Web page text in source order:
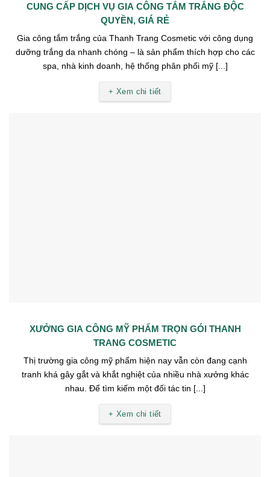
CUNG CẤP DỊCH VỤ GIA CÔNG TẮM TRẮNG ĐỘC
QUYỀN, GIÁ RẺ
Gia công tắm trắng của Thanh Trang Cosmetic với công dụng
dưỡng trắng da nhanh chóng – là sản phẩm thích hợp cho các
spa, nhà kinh doanh, hệ thống phân phối mỹ [...]
+ Xem chi tiết
XƯỞNG GIA CÔNG MỸ PHẨM TRỌN GÓI THANH
TRANG COSMETIC
Thị trường gia công mỹ phẩm hiện nay vẫn còn đang cạnh
tranh khá gây gắt và khắt nghiệt của nhiều nhà xưởng khác
nhau. Để tìm kiếm một đối tác tin [...]
+ Xem chi tiết